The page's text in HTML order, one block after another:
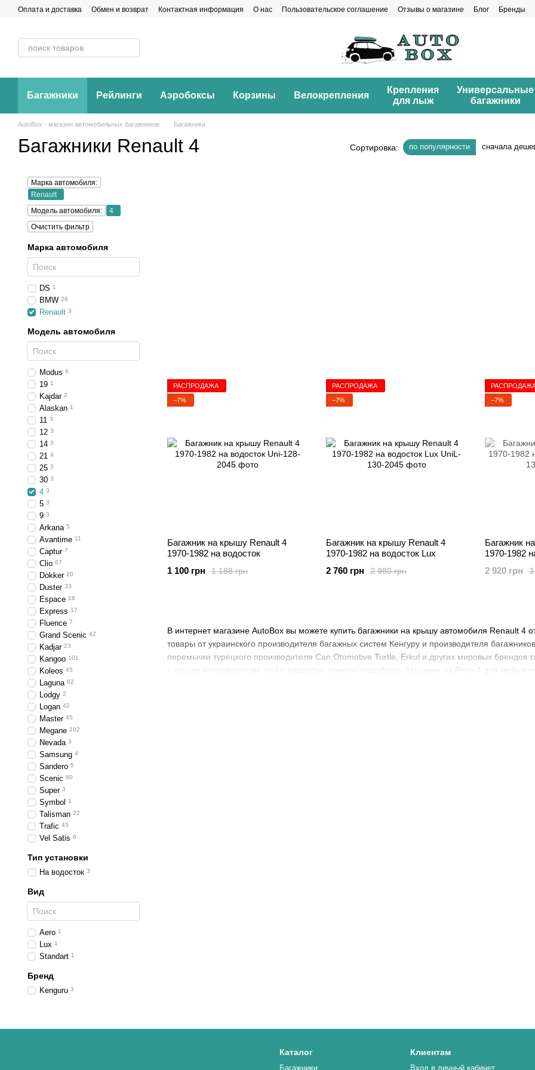
Перейти к основному контенту
Оплата и доставка Обмен и возврат Контактная информация О нас Пользовательское соглашение Отзывы о магазине Блог Бренды
Багажники Рейлинги Аэробоксы Корзины Велокрепления
Крепления
для лыж
Универсальные
багажники
AutoBox - магазин автомобильных багажников Багажники
Багажники Renault 4 Сортировка: по популярности сначала
В интернет магазине AutoBox вы можете купить багажники на крышу автомобиля Renault 4
товары от украинского производителя багажных систем Кенгуру и производителя
перемычки турецкого производителя Can Otomotive Turtle, Erkul и других мировых брендов
к нашим консультантам, они с радостью помогут подобрать багажник на Рено 4 для любых
РАСПРОДАЖА
−7%
Багажник на крышу Renault 4
1970-1982 на водосток
1 188 грн
1 100 грн
РАСПРОДАЖА
−7%
Багажник на крышу Renault 4
1970-1982 на водосток Lux
2 980 грн
2 760 грн
−7%
Багажник
1970-1982
2 920 грн
Марка автомобиля:
Renault
Модель автомобиля:
4
Очистить фильтр
Марка автомобиля
DS 1
BMW 26
Renault 3
Модель автомобиля
Modus 6
19 1
Kajdar 2
Alaskan 1
11 3
12 3
14 3
21 4
25 3
30 3
4 3
5 3
9 3
Arkana 5
Avantime 11
Captur 7
Clio 67
Dokker 20
Duster 33
Espace 16
Express 17
Fluence 7
Grand Scenic 42
Kadjar 23
Kangoo 101
Koleos 45
Laguna 62
Lodgy 2
Logan 42
Master 45
Megane 102
Nevada 3
Samsung 4
Sandero 5
Scenic 60
Super 3
Symbol 1
Talisman 22
Trafic 45
Vel Satis 6
Тип установки
На водосток 3
Вид
Aero 1
Lux 1
Standart 1
Бренд
Kenguru 3
Каталог
Багажники
Клиентам
Вход в личный кабинет